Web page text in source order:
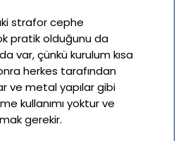
strafor cephe
pratik olduğunu da
var, çünkü kurulum kısa
herkes tarafından
ve metal yapılar gibi
kullanımı yoktur ve
gerekir.